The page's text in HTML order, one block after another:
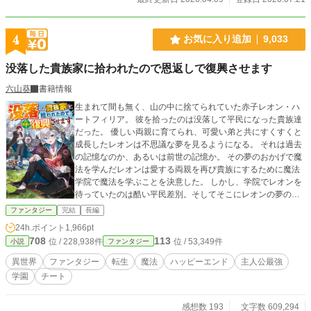
4 お気に入り追加 9,033
没落した貴族家に拾われたので恩返しで復興させます
六山葵
書籍情報
生まれて間も無く、山の中に捨てられていた赤子レオン・ハ
ートフィリア。 彼を拾ったのは没落して平民になった貴族達
だった。 優しい両親に育てられ、可愛い弟と共にすくすくと
成長したレオンは不思議な夢を見るようになる。 それは過去
の記憶なのか、あるいは前世の記憶か。 その夢のおかげで魔
法を学んだレオンは愛する両親を再び貴族にするために魔法
学院で魔法を学ぶことを決意した。 しかし、学院でレオンを
待っていたのは酷い平民差別。そしてそこにレオンの夢の謎
も交わって、彼の運命は大きく変わっていくことになるのだ
った。 ※2025/12/31に書籍五巻以降の話を非公開に変更する
予定です。 詳細は近況ボードをご覧ください。
ファンタジー 完結 長編
24h.ポイント 1,966pt
小説 708 位 / 228,938件 ファンタジー 113 位 / 53,349件
異世界 ファンタジー 転生 魔法 ハッピーエンド
主人公最強
学園
チート
感想数 193 文字数 609,294